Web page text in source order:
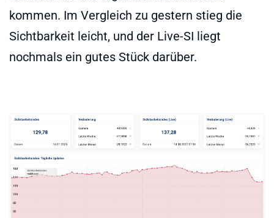
kommen. Im Vergleich zu gestern stieg die
Sichtbarkeit leicht, und der Live-SI liegt
nochmals ein gutes Stück darüber.